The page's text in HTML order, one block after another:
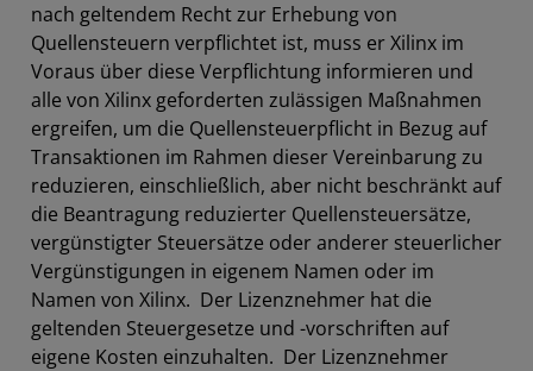
nach geltendem Recht zur Erhebung von
Quellensteuern verpflichtet ist, muss er Xilinx im
Voraus über diese Verpflichtung informieren und
alle von Xilinx geforderten zulässigen Maßnahmen
ergreifen, um die Quellensteuerpflicht in Bezug auf
Transaktionen im Rahmen dieser Vereinbarung zu
reduzieren, einschließlich, aber nicht beschränkt auf
die Beantragung reduzierter Quellensteuersätze,
vergünstigter Steuersätze oder anderer steuerlicher
Vergünstigungen in eigenem Namen oder im
Namen von Xilinx. Der Lizenznehmer hat die
geltenden Steuergesetze und -vorschriften auf
eigene Kosten einzuhalten. Der Lizenznehmer